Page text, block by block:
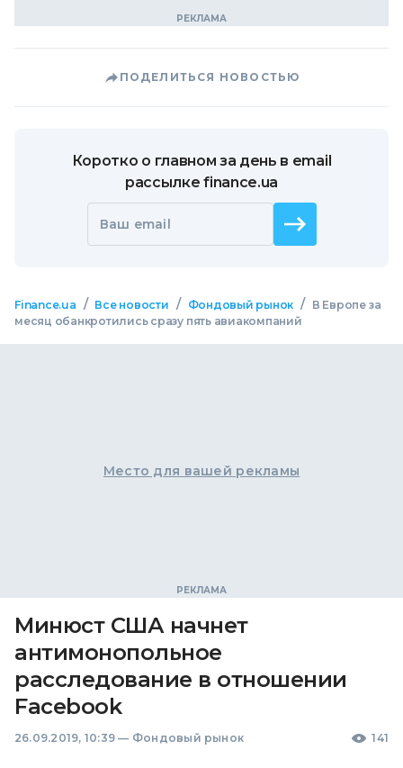
ПОДЕЛИТЬСЯ НОВОСТЬЮ
Коротко о главном за день в email
рассылке finance.ua
Ваш email
Finance.ua / Все новости / Фондовый рынок /
В Европе за
месяц обанкротились сразу пять авиакомпаний
Место для вашей рекламы
Минюст США начнет
антимонопольное
расследование в отношении
Facebook
26.09.2019, 10:39 — Фондовый рынок 141